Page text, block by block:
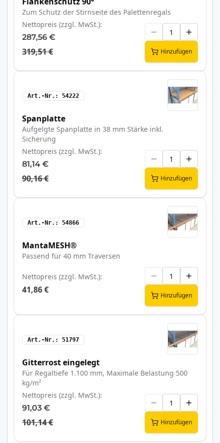
Zum Schutz der Stirnseite des Palettenregals
Nettopreis (zzgl. MwSt.)
287,56 €
319,51 € Hinzufügen
Art.-Nr. 54222
Spanplatte
Aufgelgte Spanplatte in 38 mm Stärke inkl.
Sicherung
Nettopreis (zzgl. MwSt.)
81,14 €
90,16 € Hinzufügen
Art.-Nr. 54866
MantaMESH®
Passend für 40 mm Traversen
Nettopreis (zzgl. MwSt.)
41,86 €
Hinzufügen
Art.-Nr. 51797
Gitterrost eingelegt
Für Regaltiefe 1.100 mm, Maximale Belastung 500
kg/m²
Nettopreis (zzgl. MwSt.)
91,03 €
101,14 € Hinzufügen